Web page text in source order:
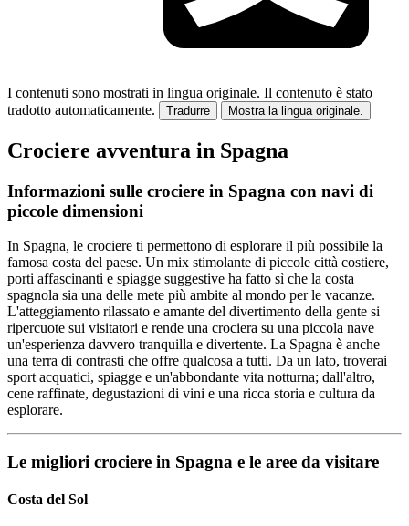
I contenuti sono mostrati in lingua originale. Il contenuto è stato
tradotto automaticamente.
Tradurre Mostra la lingua originale.
Crociere avventura in Spagna
Informazioni sulle crociere in Spagna con navi di
piccole dimensioni
In Spagna, le crociere ti permettono di esplorare il più possibile la
famosa costa del paese. Un mix stimolante di piccole città costiere,
porti affascinanti e spiagge suggestive ha fatto sì che la costa
spagnola sia una delle mete più ambite al mondo per le vacanze.
L'atteggiamento rilassato e amante del divertimento della gente si
ripercuote sui visitatori e rende una crociera su una piccola nave
un'esperienza davvero tranquilla e divertente. La Spagna è anche
una terra di contrasti che offre qualcosa a tutti. Da un lato, troverai
sport acquatici, spiagge e un'abbondante vita notturna; dall'altro,
cene raffinate, degustazioni di vini e una ricca storia e cultura da
esplorare.
Le migliori crociere in Spagna e le aree da visitare
Costa del Sol